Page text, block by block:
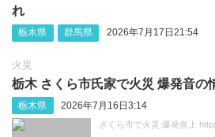
れ
栃木県 群馬県 2026年7月17日21:54
火災
栃木 さくら市氏家で火災 爆発音の
栃木県 2026年7月16日3:14
さくら市で火災 爆発炎上